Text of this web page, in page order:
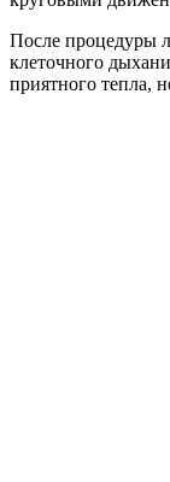
После процедуры
клеточного
приятного тепла,